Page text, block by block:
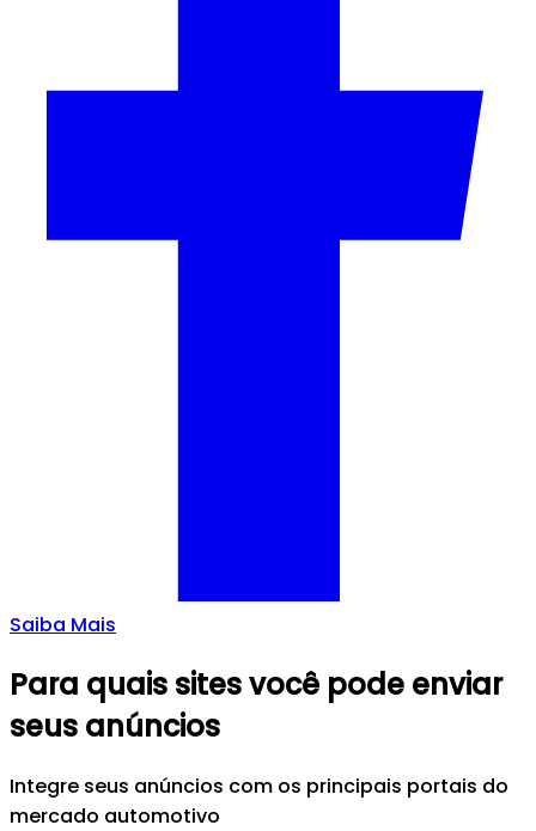
Saiba Mais
Para quais sites você pode enviar
seus anúncios
Integre seus anúncios com os principais portais do
mercado automotivo